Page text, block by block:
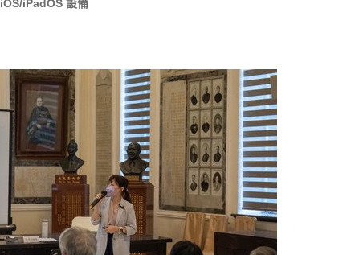
iOS/iPadOS 設備